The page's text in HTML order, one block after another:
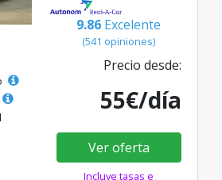
9.86 Excelente
(541 opiniones)
Precio desde:
55€/día
Ver oferta
Incluye tasas e